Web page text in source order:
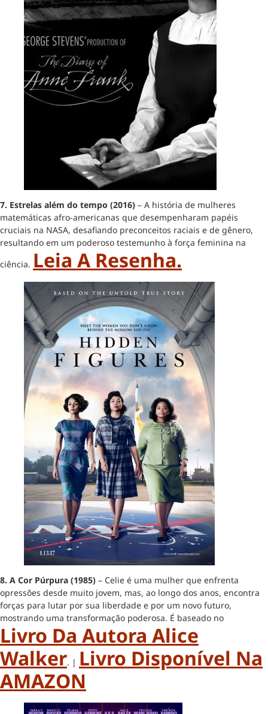
7. Estrelas além do tempo (2016) – A história de mulheres
matemáticas afro-americanas que desempenharam papéis
cruciais na NASA, desafiando preconceitos raciais e de gênero,
resultando em um poderoso testemunho à força feminina na
ciência. Leia A Resenha.
8. A Cor Púrpura (1985) – Celie é uma mulher que enfrenta
opressões desde muito jovem, mas, ao longo dos anos, encontra
forças para lutar por sua liberdade e por um novo futuro,
mostrando uma transformação poderosa. É baseado no
Livro Da Autora Alice
Walker. | Livro Disponível Na
AMAZON